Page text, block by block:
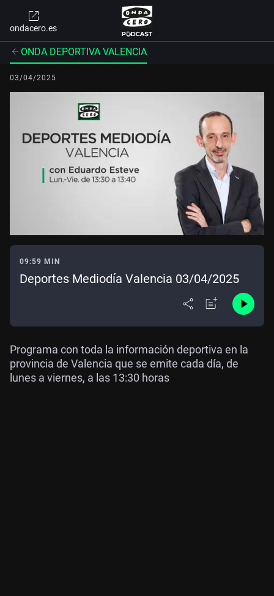
ondacero.es
ONDA DEPORTIVA VALENCIA
03/04/2025
09:59 MIN
Deportes Mediodía Valencia 03/04/2025
Programa con toda la información deportiva en la
provincia de Valencia que se emite cada día, de
lunes a viernes, a las 13:30 horas